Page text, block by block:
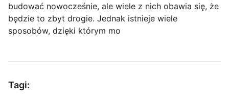
budować nowocześnie, ale wiele z nich obawia się, że
będzie to zbyt drogie. Jednak istnieje wiele
sposobów, dzięki którym mo
Tagi: